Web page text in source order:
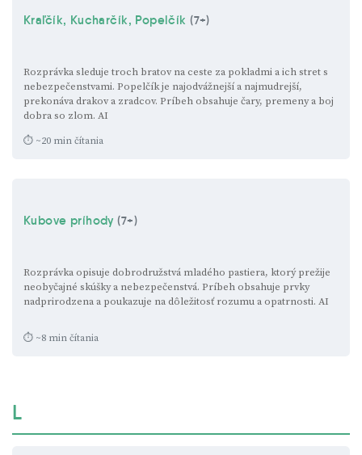
Kraľčík, Kucharčík, Popelčík(7+)
Rozprávka sleduje troch bratov na ceste za pokladmi a ich stret s
nebezpečenstvami. Popelčík je najodvážnejší a najmudrejší,
prekonáva drakov a zradcov. Príbeh obsahuje čary, premeny a boj
dobra so zlom. AI
⏱ ~20 min čítania
Kubove príhody(7+)
Rozprávka opisuje dobrodružstvá mladého pastiera, ktorý prežije
neobyčajné skúšky a nebezpečenstvá. Príbeh obsahuje prvky
nadprirodzena a poukazuje na dôležitosť rozumu a opatrnosti. AI
⏱ ~8 min čítania
L